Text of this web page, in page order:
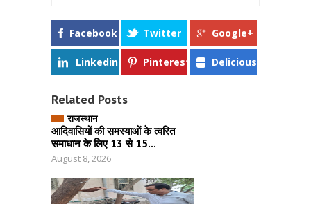
Facebook Twitter Google+
Linkedin Pinterest Delicious
Related Posts
राजस्थान
आदिवासियों की समस्याओं के त्वरित
समाधान के लिए 13 से 15...
August 8, 2026